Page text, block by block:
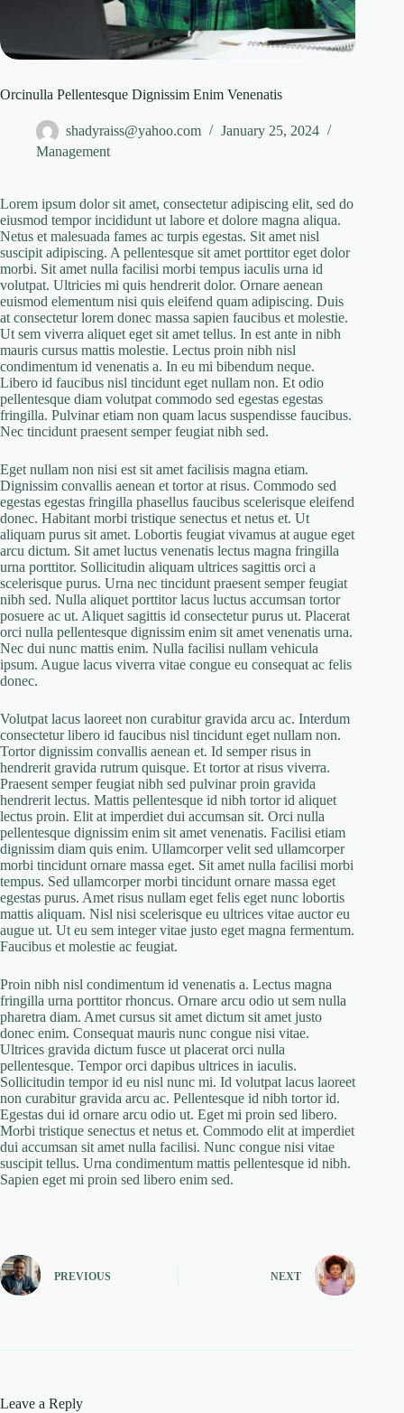
Orcinulla Pellentesque Dignissim Enim Venenatis
shadyraiss@yahoo.com
January 25, 2024
Management
Lorem ipsum dolor sit amet, consectetur adipiscing elit, sed do
eiusmod tempor incididunt ut labore et dolore magna aliqua.
Netus et malesuada fames ac turpis egestas. Sit amet nisl
suscipit adipiscing. A pellentesque sit amet porttitor eget dolor
morbi. Sit amet nulla facilisi morbi tempus iaculis urna id
volutpat. Ultricies mi quis hendrerit dolor. Ornare aenean
euismod elementum nisi quis eleifend quam adipiscing. Duis
at consectetur lorem donec massa sapien faucibus et molestie.
Ut sem viverra aliquet eget sit amet tellus. In est ante in nibh
mauris cursus mattis molestie. Lectus proin nibh nisl
condimentum id venenatis a. In eu mi bibendum neque.
Libero id faucibus nisl tincidunt eget nullam non. Et odio
pellentesque diam volutpat commodo sed egestas egestas
fringilla. Pulvinar etiam non quam lacus suspendisse faucibus.
Nec tincidunt praesent semper feugiat nibh sed.
Eget nullam non nisi est sit amet facilisis magna etiam.
Dignissim convallis aenean et tortor at risus. Commodo sed
egestas egestas fringilla phasellus faucibus scelerisque eleifend
donec. Habitant morbi tristique senectus et netus et. Ut
aliquam purus sit amet. Lobortis feugiat vivamus at augue eget
arcu dictum. Sit amet luctus venenatis lectus magna fringilla
urna porttitor. Sollicitudin aliquam ultrices sagittis orci a
scelerisque purus. Urna nec tincidunt praesent semper feugiat
nibh sed. Nulla aliquet porttitor lacus luctus accumsan tortor
posuere ac ut. Aliquet sagittis id consectetur purus ut. Placerat
orci nulla pellentesque dignissim enim sit amet venenatis urna.
Nec dui nunc mattis enim. Nulla facilisi nullam vehicula
ipsum. Augue lacus viverra vitae congue eu consequat ac felis
donec.
Volutpat lacus laoreet non curabitur gravida arcu ac. Interdum
consectetur libero id faucibus nisl tincidunt eget nullam non.
Tortor dignissim convallis aenean et. Id semper risus in
hendrerit gravida rutrum quisque. Et tortor at risus viverra.
Praesent semper feugiat nibh sed pulvinar proin gravida
hendrerit lectus. Mattis pellentesque id nibh tortor id aliquet
lectus proin. Elit at imperdiet dui accumsan sit. Orci nulla
pellentesque dignissim enim sit amet venenatis. Facilisi etiam
dignissim diam quis enim. Ullamcorper velit sed ullamcorper
morbi tincidunt ornare massa eget. Sit amet nulla facilisi morbi
tempus. Sed ullamcorper morbi tincidunt ornare massa eget
egestas purus. Amet risus nullam eget felis eget nunc lobortis
mattis aliquam. Nisl nisi scelerisque eu ultrices vitae auctor eu
augue ut. Ut eu sem integer vitae justo eget magna fermentum.
Faucibus et molestie ac feugiat.
Proin nibh nisl condimentum id venenatis a. Lectus magna
fringilla urna porttitor rhoncus. Ornare arcu odio ut sem nulla
pharetra diam. Amet cursus sit amet dictum sit amet justo
donec enim. Consequat mauris nunc congue nisi vitae.
Ultrices gravida dictum fusce ut placerat orci nulla
pellentesque. Tempor orci dapibus ultrices in iaculis.
Sollicitudin tempor id eu nisl nunc mi. Id volutpat lacus laoreet
non curabitur gravida arcu ac. Pellentesque id nibh tortor id.
Egestas dui id ornare arcu odio ut. Eget mi proin sed libero.
Morbi tristique senectus et netus et. Commodo elit at imperdiet
dui accumsan sit amet nulla facilisi. Nunc congue nisi vitae
suscipit tellus. Urna condimentum mattis pellentesque id nibh.
Sapien eget mi proin sed libero enim sed.
PREVIOUS NEXT
Leave a Reply